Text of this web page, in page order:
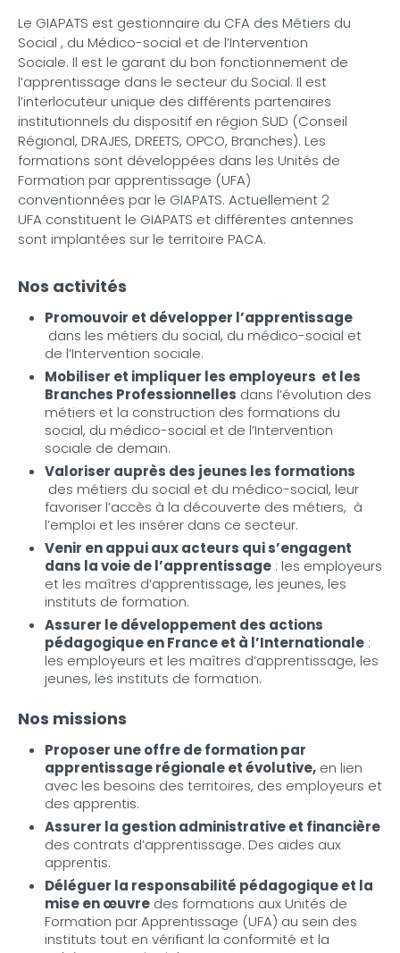
Le GIAPATS est gestionnaire du CFA des Métiers du
Social , du Médico-social et de l’Intervention
Sociale. Il est le garant du bon fonctionnement de
l’apprentissage dans le secteur du Social. Il est
l’interlocuteur unique des différents partenaires
institutionnels du dispositif en région SUD (Conseil
Régional, DRAJES, DREETS, OPCO, Branches). Les
formations sont développées dans les Unités de
Formation par apprentissage (UFA)
conventionnées par le GIAPATS. Actuellement 2
UFA constituent le GIAPATS et différentes antennes
sont implantées sur le territoire PACA.
Nos activités
Promouvoir et développer l’apprentissage
dans les métiers du social, du médico-social et
de l’Intervention sociale.
Mobiliser et impliquer les employeurs et les
Branches Professionnelles dans l’évolution des
métiers et la construction des formations du
social, du médico-social et de l’Intervention
sociale de demain.
Valoriser auprès des jeunes les formations
des métiers du social et du médico-social, leur
favoriser l’accès à la découverte des métiers, à
l’emploi et les insérer dans ce secteur.
Venir en appui aux acteurs qui s’engagent
dans la voie de l’apprentissage : les employeurs
et les maîtres d’apprentissage, les jeunes, les
instituts de formation.
Assurer le développement des actions
pédagogique en France et à l’Internationale :
les employeurs et les maîtres d’apprentissage, les
jeunes, les instituts de formation.
Nos missions
Proposer une offre de formation par
apprentissage régionale et évolutive, en lien
avec les besoins des territoires, des employeurs et
des apprentis.
Assurer la gestion administrative et financière
des contrats d’apprentissage. Des aides aux
apprentis.
Déléguer la responsabilité pédagogique et la
mise en œuvre des formations aux Unités de
Formation par Apprentissage (UFA) au sein des
instituts tout en vérifiant la conformité et la